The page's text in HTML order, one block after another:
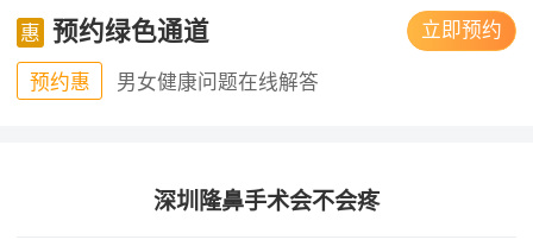
惠 预约绿色通道 立即预约
预约惠 男女健康问题在线解答
深圳隆鼻手术会不会疼